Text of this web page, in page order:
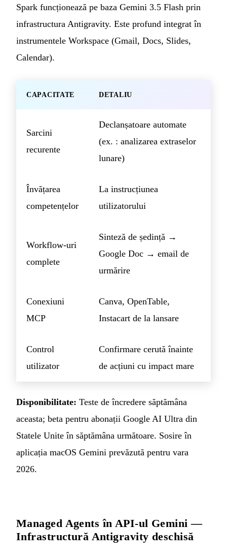
Spark funcționează pe baza Gemini 3.5 Flash prin
infrastructura Antigravity. Este profund integrat în
instrumentele Workspace (Gmail, Docs, Slides,
Calendar).
CAPACITATE DETALIU
Sarcini
recurente
Declanșatoare automate
(ex. : analizarea extraselor
lunare)
Învățarea
competențelor
La instrucțiunea
utilizatorului
Workflow-uri
complete
Sinteză de ședință →
Google Doc → email de
urmărire
Conexiuni
MCP
Canva, OpenTable,
Instacart de la lansare
Control
utilizator
Confirmare cerută înainte
de acțiuni cu impact mare
Disponibilitate: Teste de încredere săptămâna
aceasta; beta pentru abonații Google AI Ultra din
Statele Unite în săptămâna următoare. Sosire în
aplicația macOS Gemini prevăzută pentru vara
2026.
Managed Agents în API-ul Gemini —
Infrastructură Antigravity deschisă